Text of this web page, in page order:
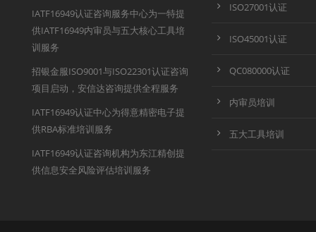
IATF16949认证咨询服务中心为一特提
供IATF16949内审员与五大核心工具培
训服务
招银金服ISO9001与ISO22301认证咨询
项目启动，安信达咨询提供全程服务
IATF16949认证中心为得意精密电子提
供RBA标准培训服务
IATF16949认证咨询机构为东江精创提
供信息安全风险评估培训服务
ISO27001认证
ISO45001认证
QC080000认证
内审员培训
五大工具培训